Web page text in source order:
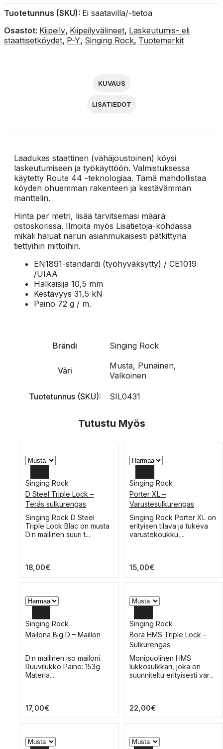
Tuotetunnus (SKU): Ei saatavilla/-tietoa
Osastot: Kiipeily, Kiipeilyvälineet, Laskeutumis- eli
staattisetköydet, P-Y, Singing Rock, Tuotemerkit
KUVAUS
LISÄTIEDOT
Laadukas staattinen (vähäjoustoinen) köysi
laskeutumiseen ja työkäyttöön. Valmistuksessa
käytetty Route 44 -teknologiaa. Tämä mahdollistaa
köyden ohuemman rakenteen ja kestävämmän
manttelin.
Hinta per metri, lisää tarvitsemasi määrä
ostoskorissa. Ilmoita myös Lisätietoja-kohdassa
mikäli haluat narun asianmukaisesti pätkittynä
tiettyihin mittoihin.
EN1891-standardi (työhyväksytty) / CE1019
/UIAA
Halkaisija 10,5 mm
Kestävyys 31,5 kN
Paino 72 g / m.
Brändi Singing Rock
Väri
Musta, Punainen,
Valkoinen
Tuotetunnus (SKU): SIL0431
Tutustu Myös
Singing Rock
D Steel Triple Lock –
Teräs sulkurengas
Tällä
tuotteella
on
tehdä
valinnat
tuotteen
Singing Rock D Steel
Triple Lock Blac on musta
D:n mallinen suuri t...
18,00€
Singing Rock
Porter XL –
Varustesulkurengas
Tällä
tuotteella
on
tehdä
valinnat
tuotteen
Singing Rock Porter XL on
erityisen tilava ja tukeva
varustekoukku,...
15,00€
Singing Rock
Mailona Big D – Maillon
Tällä
tuotteella
on
tehdä
valinnat
tuotteen
D:n mallinen iso mailoni.
Ruuvilukko Paino: 153g
Materia...
17,00€
Singing Rock
Bora HMS Triple Lock –
Sulkurengas
Tällä
tuotteella
on
tehdä
valinnat
tuotteen
Monipuolinen HMS
lukkosulkkari, joka on
suunniteltu erityisesti var...
22,00€